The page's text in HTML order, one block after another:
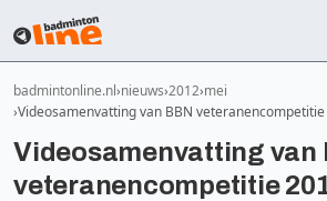
badmintonline.nl nieuws 2012 mei
Videosamenvatting van BBN
Videosamenvatting van
veteranencompetitie